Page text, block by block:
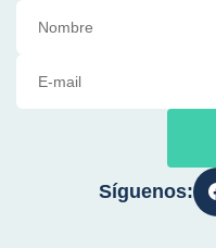
Síguenos: